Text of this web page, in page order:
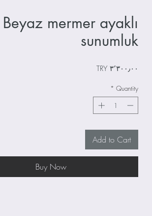
Beyaz mermer ayaklı
sunumluk
‎TRY ۳٬۳۰۰٫۰۰Price
Quantity
*
Add to Cart
Buy Now